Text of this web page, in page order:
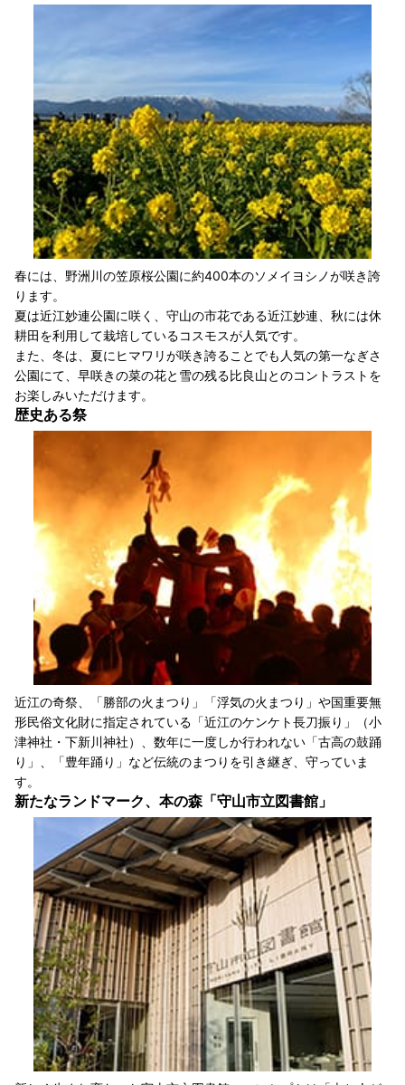
春には、野洲川の笠原桜公園に約400本のソメイヨシノが咲き誇
ります。
夏は近江妙連公園に咲く、守山の市花である近江妙連、秋には休
耕田を利用して栽培しているコスモスが人気です。
また、冬は、夏にヒマワリが咲き誇ることでも人気の第一なぎさ
公園にて、早咲きの菜の花と雪の残る比良山とのコントラストを
お楽しみいただけます。
歴史ある祭
近江の奇祭、「勝部の火まつり」「浮気の火まつり」や国重要無
形民俗文化財に指定されている「近江のケンケト長刀振り」（小
津神社・下新川神社）、数年に一度しか行われない「古高の鼓踊
り」、「豊年踊り」など伝統のまつりを引き継ぎ、守っていま
す。
新たなランドマーク、本の森「守山市立図書館」